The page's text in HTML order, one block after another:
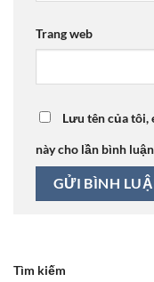
Trang web
Lưu tên của tôi,
này cho lần bình
Tìm kiếm